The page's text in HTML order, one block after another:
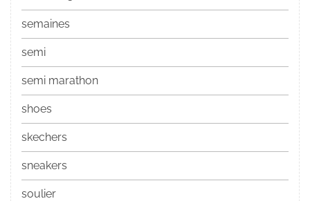
semaines
semi
semi marathon
shoes
skechers
sneakers
soulier